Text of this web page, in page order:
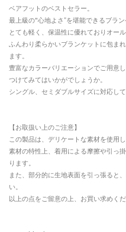
ベアフットのベストセラー。
最上級の"心地よさ”を堪能できるブラン
とても軽く、保温性に優れておりオー
ふんわり柔らかいブランケットに包ま
ます。
豊富なカラーバリエーションでご用意
つけてみてはいかがでしょうか。
シングル、セミダブルサイズに対応して
【お取扱い上のご注意】
この製品は、デリケートな素材を使用し
素材の特性上、着用による摩擦や引っ
ります。
また、部分的に生地表面を引っ張ると
い。
以上の点をご留意の上、お買い求めくだ